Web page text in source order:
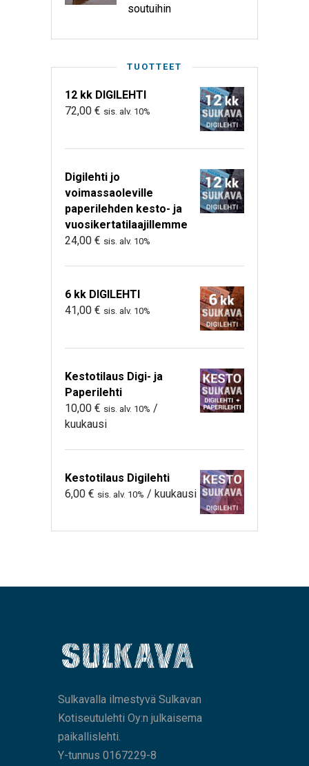
soutuihin
TUOTTEET
12 kk DIGILEHTI
72,00 € sis. alv. 10%
Digilehti jo
voimassaoleville
paperilehden kesto- ja
vuosikertatilaajillemme
24,00 € sis. alv. 10%
6 kk DIGILEHTI
41,00 € sis. alv. 10%
Kestotilaus Digi- ja
Paperilehti
10,00 € sis. alv. 10% /
kuukausi
Kestotilaus Digilehti
6,00 € sis. alv. 10% / kuukausi
Sulkavalla ilmestyvä Sulkavan
Kotiseutulehti Oy:n julkaisema
paikallislehti.
Y-tunnus 0167229-8